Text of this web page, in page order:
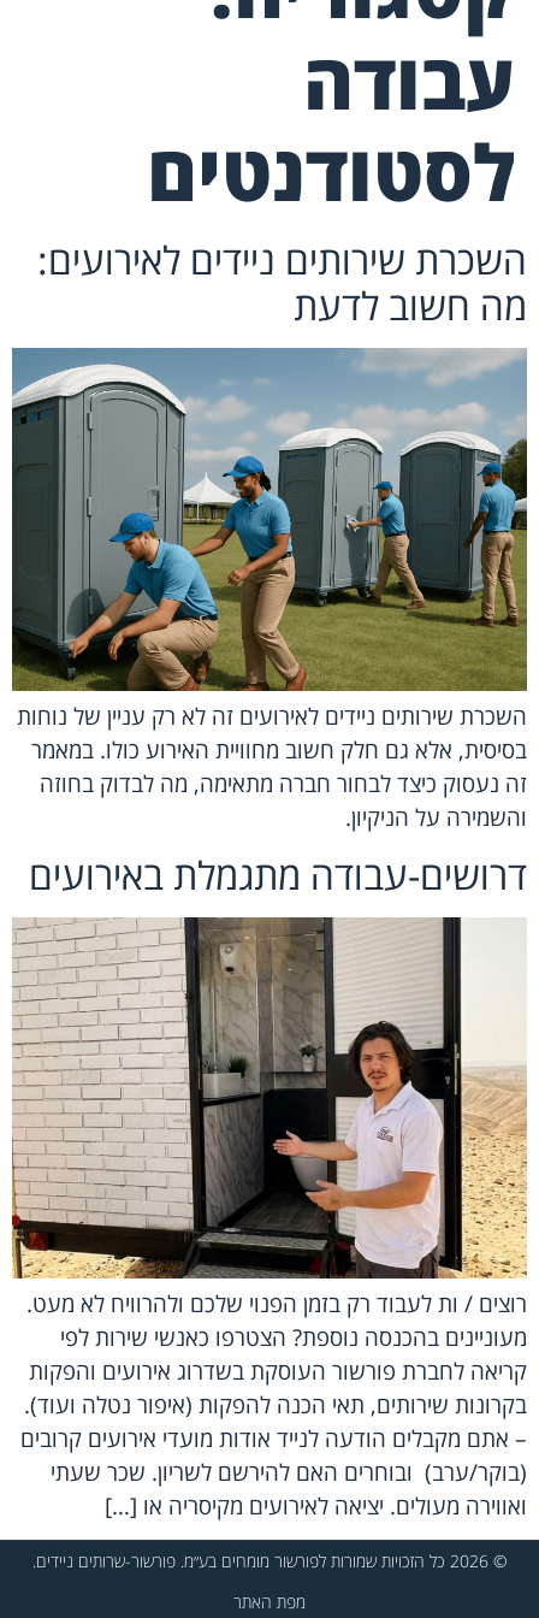
עבודה
לסטודנטים
השכרת שירותים ניידים לאירועים:
מה חשוב לדעת
השכרת שירותים ניידים לאירועים זה לא רק עניין של נוחות
בסיסית, אלא גם חלק חשוב מחוויית האירוע כולו. במאמר
זה נעסוק כיצד לבחור חברה מתאימה, מה לבדוק בחוזה
והשמירה על הניקיון.
דרושים-עבודה מתגמלת באירועים
רוצים / ות לעבוד רק בזמן הפנוי שלכם ולהרוויח לא מעט.
מעוניינים בהכנסה נוספת? הצטרפו כאנשי שירות לפי
קריאה לחברת פורשור העוסקת בשדרוג אירועים והפקות
בקרונות שירותים, תאי הכנה להפקות (איפור נטלה ועוד).
– אתם מקבלים הודעה לנייד אודות מועדי אירועים קרובים
(בוקר/ערב) ובוחרים האם להירשם לשריון. שכר שעתי
ואווירה מעולים. יציאה לאירועים מקיסריה או […]
© 2026 כל הזכויות שמורות לפורשור מומחים בע״מ. פורשור-שרותים ניידים.
מפת האתר